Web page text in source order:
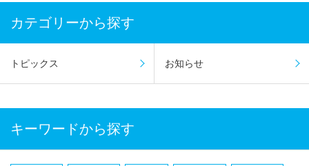
カテゴリーから探す
トピックス お知らせ
キーワードから探す